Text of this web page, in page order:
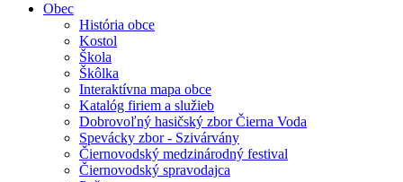
Obec
História obce
Kostol
Škola
Škôlka
Interaktívna mapa obce
Katalóg firiem a služieb
Dobrovoľný hasičský zbor Čierna Voda
Spevácky zbor - Szivárvány
Čiernovodský medzinárodný festival
Čiernovodský spravodajca